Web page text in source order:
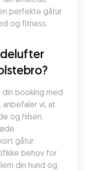
perfekte gåtur
og fitness.
booking med
vi, at
og hilsen.
gåtur
behov for
din hund og